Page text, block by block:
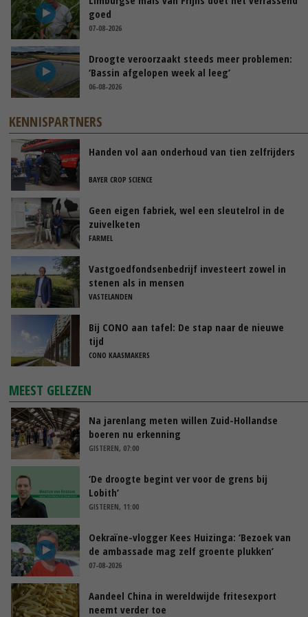
goed
07-08-2026
Droogte veroorzaakt steeds meer problemen:
‘Bassin afgelopen week al leeg’
06-08-2026
KENNISPARTNERS
Handen vol aan onderhoud van tien zelfrijders
BAYER CROP SCIENCE
Geen eigen fabriek, wel een sleutelrol in de
zuivelketen
FARMEL
Vastgoedfondsenbedrijf investeert zowel in
stenen als in mensen
VASTELANDEN
Bij CONO aan tafel: De stap naar de nieuwe
tijd
CONO KAASMAKERS
MEEST GELEZEN
Na jarenlang meten willen Zuid-Hollandse
boeren nu erkenning
GISTEREN, 07:00
‘De droogte begint ver voor de grens bij
Lobith’
GISTEREN, 11:00
Oekraïne-vlogger Kees Huizinga: ‘Bezoek van
de ambassade mag zelf groente plukken’
07-08-2026
Aandeel China in wereldwijde fritesexport
neemt verder toe